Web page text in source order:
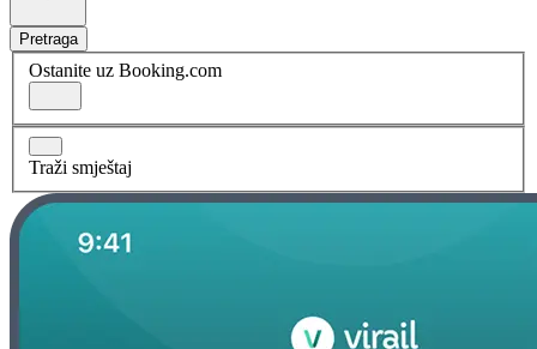
Pretraga
Ostanite uz Booking.com
Traži smještaj